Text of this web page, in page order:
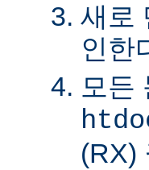
새로
인한
모든
(RX)